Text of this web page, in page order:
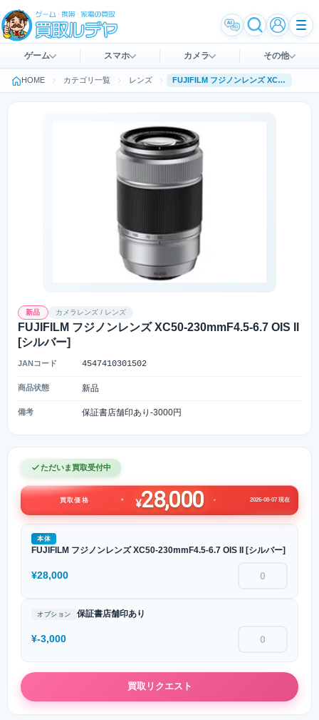
ゲーム スマホ カメラ その他
HOME カテゴリ一覧 レンズ FUJIFILM フジノンレンズ XC50-230mmF4.5-6.7 OIS II [シルバー]
新品 カメラレンズ / レンズ
FUJIFILM フジノンレンズ XC50-230mmF4.5-6.7 OIS II
[シルバー]
JANコード 4547410301502
商品状態 新品
備考 保証書店舗印あり-3000円
ただいま買取受付中
買取価格 ¥28,000 2026-08-07 現在
本体
FUJIFILM フジノンレンズ XC50-230mmF4.5-6.7 OIS II [シルバー]
¥28,000
オプション 保証書店舗印あり
¥-3,000
買取リクエスト